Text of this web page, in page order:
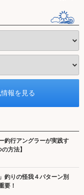
釣行アングラーが実践す
方法】
釣りの怪我４パターン別
要！